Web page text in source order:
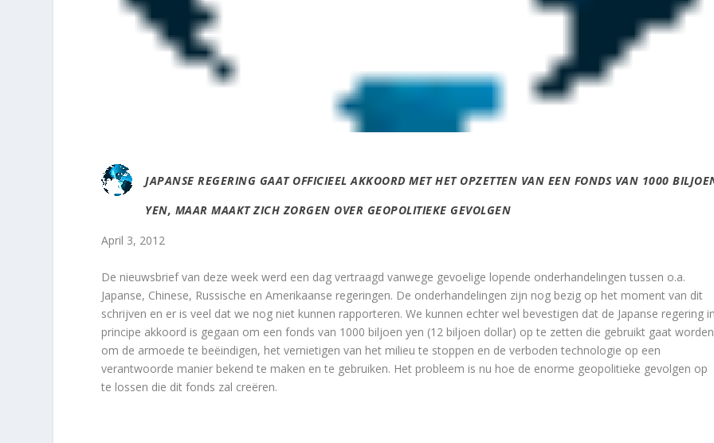
JAPANSE REGERING GAAT OFFICIEEL AKKOORD MET HET OPZETTEN VAN EEN FONDS VAN 1000
YEN, MAAR MAAKT ZICH ZORGEN OVER GEOPOLITIEKE GEVOLGEN
April 3, 2012
De nieuwsbrief van deze week werd een dag vertraagd vanwege gevoelige lopende onderhandelingen tussen o.a.
Japanse, Chinese, Russische en Amerikaanse regeringen. De onderhandelingen zijn nog bezig op het moment van dit
schrijven en er is veel dat we nog niet kunnen rapporteren. We kunnen echter wel bevestigen dat de Japanse regering
principe akkoord is gegaan om een fonds van 1000 biljoen yen (12 biljoen dollar) op te zetten die gebruikt gaat worden
om de armoede te beëindigen, het vernietigen van het milieu te stoppen en de verboden technologie op een
verantwoorde manier bekend te maken en te gebruiken. Het probleem is nu hoe de enorme geopolitieke gevolgen op
te lossen die dit fonds zal creëren.